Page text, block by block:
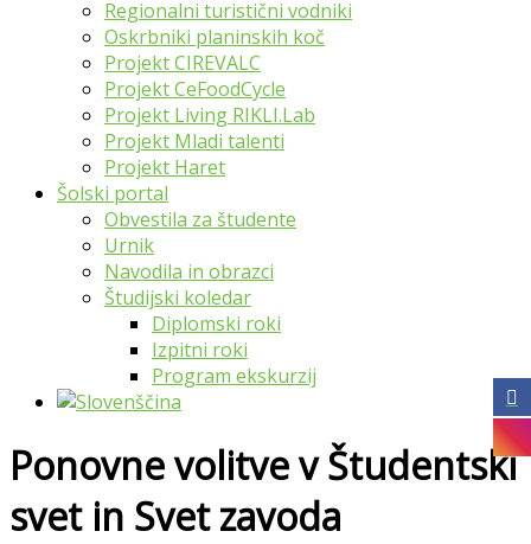
Regionalni turistični vodniki
Oskrbniki planinskih koč
Projekt CIREVALC
Projekt CeFoodCycle
Projekt Living RIKLI.Lab
Projekt Mladi talenti
Projekt Haret
Šolski portal
Obvestila za študente
Urnik
Navodila in obrazci
Študijski koledar
Diplomski roki
Izpitni roki
Program ekskurzij
Ponovne volitve v Študentski
svet in Svet zavoda